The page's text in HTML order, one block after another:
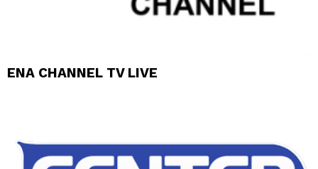
ENA CHANNEL TV LIVE